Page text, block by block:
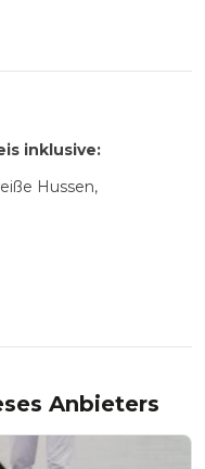
inklusive:
Hussen,
Anbieters